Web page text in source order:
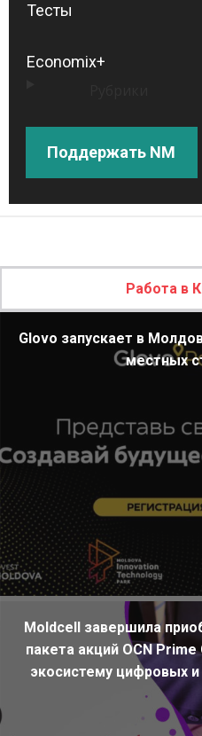
Тесты
Economix+
Поддержать NM
Работа в
Glovo запускает в
местных
Moldcell завершила
пакета акций OCN Prime
экосистему цифровых